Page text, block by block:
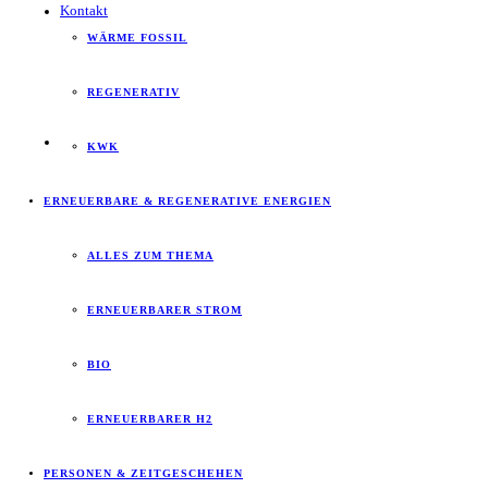
Kontakt
WÄRME FOSSIL
REGENERATIV
KWK
ERNEUERBARE & REGENERATIVE ENERGIEN
ALLES ZUM THEMA
ERNEUERBARER STROM
BIO
ERNEUERBARER H2
PERSONEN & ZEITGESCHEHEN